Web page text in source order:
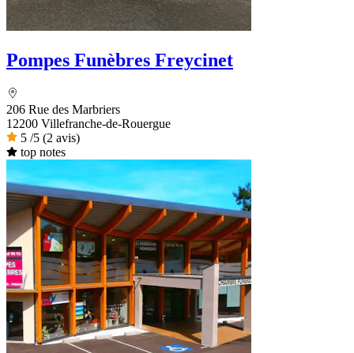
Pompes Funèbres Freycinet
206 Rue des Marbriers
12200 Villefranche-de-Rouergue
5 /5 (2 avis)
top notes